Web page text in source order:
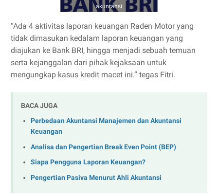
akuntansi
“Ada 4 aktivitas laporan keuangan Raden Motor yang
tidak dimasukan kedalam laporan keuangan yang
diajukan ke Bank BRI, hingga menjadi sebuah temuan
serta kejanggalan dari pihak kejaksaan untuk
mengungkap kasus kredit macet ini.” tegas Fitri.
BACA JUGA
Perbedaan Akuntansi Manajemen dan Akuntansi
Keuangan
Analisa dan Pengertian Break Even Point (BEP)
Siapa Pengguna Laporan Keuangan?
Pengertian Pasiva Menurut Ahli Akuntansi